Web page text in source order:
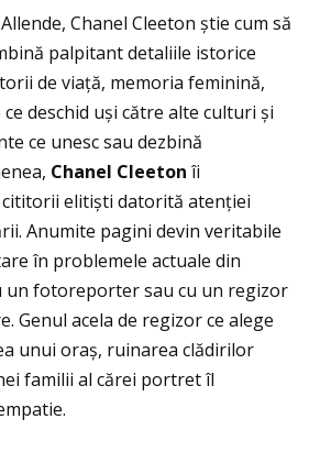
Chanel Cleeton știe cum să
palpitant detaliile istorice
de viaţă, memoria feminină,
deschid uși către alte culturi și
ce unesc sau dezbină
Chanel Cleeton îi
elitiști datorită atenţiei
Anumite pagini devin veritabile
în problemele actuale din
un fotoreporter sau cu un regizor
Genul acela de regizor ce alege
unui oraș, ruinarea clădirilor
familii al cărei portret îl